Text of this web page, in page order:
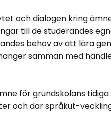
och dialogen kring
till de studerandes
behov av att lära
samman med
för grundskolans
och där språkut-